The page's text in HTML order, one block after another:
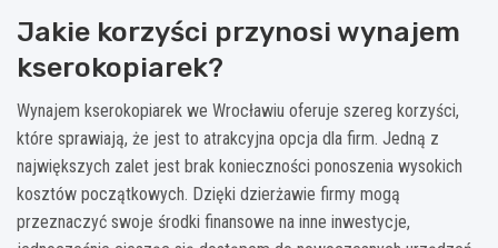
Jakie korzyści przynosi wynajem
kserokopiarek?
Wynajem kserokopiarek we Wrocławiu oferuje szereg korzyści,
które sprawiają, że jest to atrakcyjna opcja dla firm. Jedną z
największych zalet jest brak konieczności ponoszenia wysokich
kosztów początkowych. Dzięki dzierżawie firmy mogą
przeznaczyć swoje środki finansowe na inne inwestycje,